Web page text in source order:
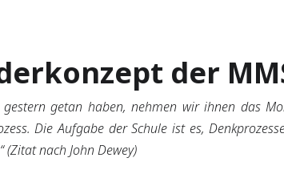
der
getan haben, nehmen wir ihnen das
Die Aufgabe der Schule ist es,
nach John Dewey)